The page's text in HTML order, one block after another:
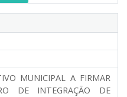
MUNICIPAL A FIRMAR
DE INTEGRAÇÃO DE